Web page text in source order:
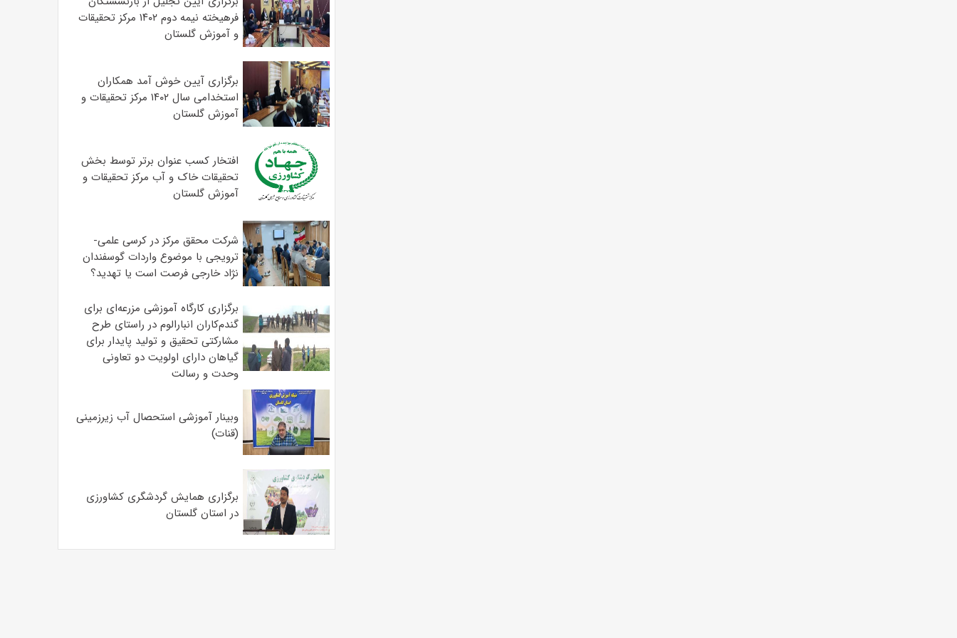
فرهیخته نیمه دوم ۱۴۰۲ مرکز تحقیقات
و آموزش گلستان
برگزاری آیین خوش آمد همکاران
استخدامی سال ۱۴۰۲ مرکز تحقیقات و
آموزش گلستان
افتخار کسب عنوان برتر توسط بخش
تحقیقات خاک و آب مرکز تحقیقات و
آموزش گلستان
شرکت محقق مرکز در کرسی علمی-
ترویجی با موضوع واردات گوسفندان
نژاد خارجی فرصت است یا تهدید؟
برگزاری کارگاه آموزشی مزرعه‌ای برای
گندم‌کاران انبارالوم در راستای طرح
مشارکتی تحقیق و تولید پایدار برای
گیاهان دارای اولویت دو تعاونی
وحدت و رسالت
وبینار آموزشی استحصال آب زیرزمینی
(قنات)
برگزاری همایش گردشگری کشاورزی
در استان گلستان